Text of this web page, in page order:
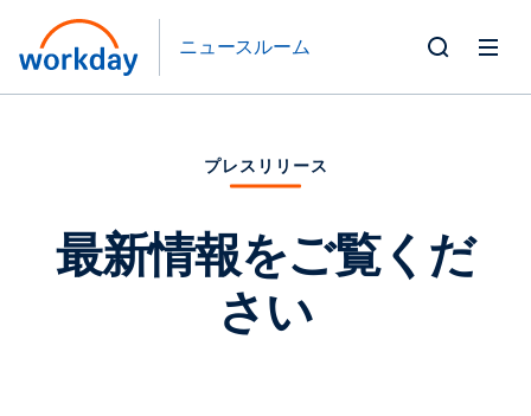
ニュースルーム
プレスリリース
最新情報をご覧くだ
さい